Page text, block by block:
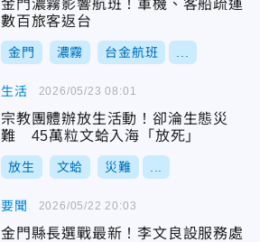
金門濃霧影響航班！軍機、客船疏運
數百旅客返台
金門 濃霧 台金航班
生活
宗教團體辦放生活動！卻淪生態災
難 45萬粒文蛤入海「放死」
放生 文蛤 災難
2026/05/23 08:01
要聞
金門縣長選戰最新！李文良設服務處
2026/05/22 20:03